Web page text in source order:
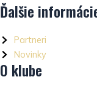
Ďalšie
Partneri
Novinky
O klube